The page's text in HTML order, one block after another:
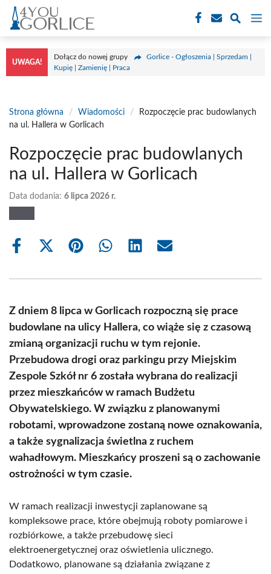
Przejdź
treści
UWAGA!
Dołącz do nowej grupy
Gorlice - Ogłoszenia | Sprzedam |
Kupię | Zamienię | Praca
Strona główna / Wiadomości /
Rozpoczęcie prac budowlanych
na ul. Hallera w Gorlicach
Rozpoczęcie prac budowlanych
na ul. Hallera w Gorlicach
Data dodania: 6 lipca 2026 r.
Share
Share
(Twitter)
Share Share Share Share
Z dniem 8 lipca w Gorlicach rozpoczną się prace
budowlane na ulicy Hallera, co wiąże się z czasową
zmianą organizacji ruchu w tym rejonie.
Przebudowa drogi oraz parkingu przy Miejskim
Zespole Szkół nr 6 została wybrana do realizacji
przez mieszkańców w ramach Budżetu
Obywatelskiego. W związku z planowanymi
robotami, wprowadzone zostaną nowe oznakowania,
a także sygnalizacja świetlna z ruchem
wahadłowym. Mieszkańcy proszeni są o zachowanie
ostrożności w tym czasie.
W ramach realizacji inwestycji zaplanowane są
kompleksowe prace, które obejmują roboty pomiarowe i
rozbiórkowe, a także przebudowę sieci
elektroenergetycznej oraz oświetlenia ulicznego.
Dodatkowo, planowane są działania związane z